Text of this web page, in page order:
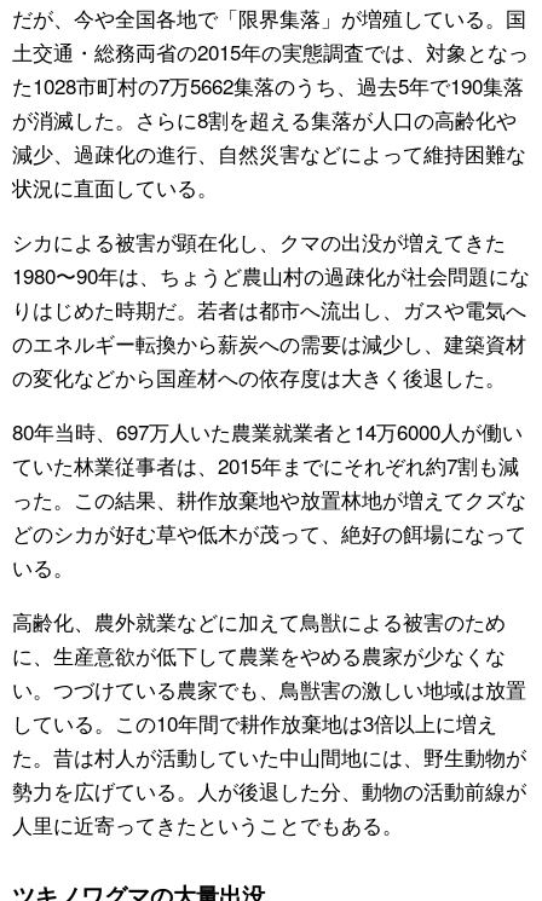
だが、今や全国各地で「限界集落」が増殖している。国
土交通・総務両省の2015年の実態調査では、対象となっ
た1028市町村の7万5662集落のうち、過去5年で190集落
が消滅した。さらに8割を超える集落が人口の高齢化や
減少、過疎化の進行、自然災害などによって維持困難な
状況に直面している。
シカによる被害が顕在化し、クマの出没が増えてきた
1980〜90年は、ちょうど農山村の過疎化が社会問題にな
りはじめた時期だ。若者は都市へ流出し、ガスや電気へ
のエネルギー転換から薪炭への需要は減少し、建築資材
の変化などから国産材への依存度は大きく後退した。
80年当時、697万人いた農業就業者と14万6000人が働い
ていた林業従事者は、2015年までにそれぞれ約7割も減
った。この結果、耕作放棄地や放置林地が増えてクズな
どのシカが好む草や低木が茂って、絶好の餌場になって
いる。
高齢化、農外就業などに加えて鳥獣による被害のため
に、生産意欲が低下して農業をやめる農家が少なくな
い。つづけている農家でも、鳥獣害の激しい地域は放置
している。この10年間で耕作放棄地は3倍以上に増え
た。昔は村人が活動していた中山間地には、野生動物が
勢力を広げている。人が後退した分、動物の活動前線が
人里に近寄ってきたということでもある。